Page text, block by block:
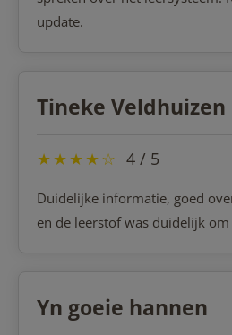
update.
Tineke Veldhuizen
★★★★☆ 4 / 5
Duidelijke informatie, goed
en de leerstof was duidelijk
Yn goeie hannen